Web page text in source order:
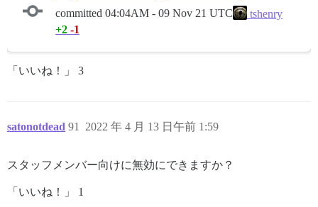
committed 04:04AM - 09 Nov 21 UTC
tshenry
+2 -1
「いいね！」 3
satonotdead 2022 年 4 月 13 日午前 1:59
91
スタッフメンバー向けに無効にできますか？
「いいね！」 1